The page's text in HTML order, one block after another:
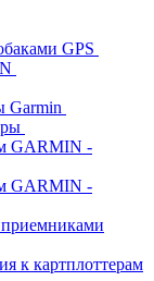
GPS
Garmin
GARMIN -
GARMIN -
приемниками
к картплоттерам